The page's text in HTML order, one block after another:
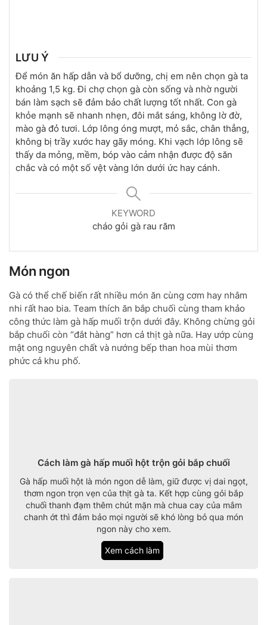
LƯU Ý
Để món ăn hấp dẫn và bổ dưỡng, chị em nên chọn gà ta
khoảng 1,5 kg. Đi chợ chọn gà còn sống và nhờ người
bán làm sạch sẽ đảm bảo chất lượng tốt nhất. Con gà
khỏe mạnh sẽ nhanh nhẹn, đôi mắt sáng, không lờ đờ,
mào gà đỏ tươi. Lớp lông óng mượt, mỏ sắc, chân thẳng,
không bị trầy xước hay gãy móng. Khi vạch lớp lông sẽ
thấy da mỏng, mềm, bóp vào cảm nhận được độ săn
chắc và có một số vệt vàng lớn dưới ức hay cánh.
KEYWORD
cháo gỏi gà rau răm
Món ngon
Gà có thể chế biến rất nhiều món ăn cùng cơm hay nhâm
nhi rất hao bia. Team thích ăn bắp chuối cùng tham khảo
công thức làm gà hấp muối trộn dưới đây. Không chừng gỏi
bắp chuối còn “đắt hàng” hơn cả thịt gà nữa. Hay ướp cùng
mật ong nguyên chất và nướng bếp than hoa mùi thơm
phức cả khu phố.
Cách làm gà hấp muối hột trộn gỏi bắp chuối
Gà hấp muối hột là món ngon dễ làm, giữ được vị dai ngọt,
thơm ngon trọn vẹn của thịt gà ta. Kết hợp cùng gỏi bắp
chuối thanh đạm thêm chút mặn mà chua cay của mắm
chanh ớt thì đảm bảo mọi người sẽ khó lòng bỏ qua món
ngon này cho xem.
Xem cách làm